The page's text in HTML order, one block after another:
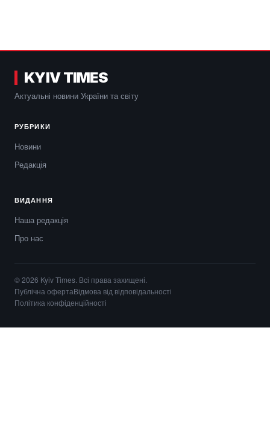
KYIV TIMES
Актуальні новини України та світу
РУБРИКИ
Новини
Редакція
ВИДАННЯ
Наша редакція
Про нас
© 2026 Kyiv Times. Всі права захищені.
Публічна офертаВідмова від відповідальності
Політика конфіденційності